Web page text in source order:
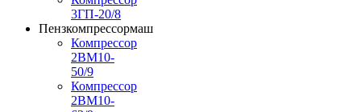
3ГП-20/8
Пензкомпрессормаш
Компрессор
2ВМ10-
50/9
Компрессор
2ВМ10-